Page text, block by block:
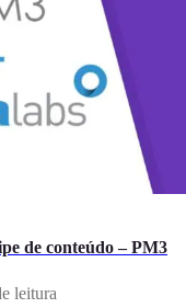
de conteúdo – PM3
leitura